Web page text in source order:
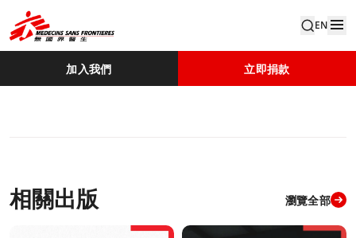
EN
加入我們 立即捐款
相關出版 瀏覽全部